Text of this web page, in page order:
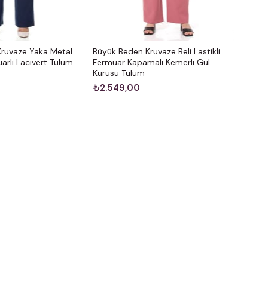
Yaka Metal
Lacivert Tulum
Büyük Beden Kruvaze Beli Lastikli
Fermuar Kapamalı Kemerli Gül
Kurusu Tulum
₺2.549,00